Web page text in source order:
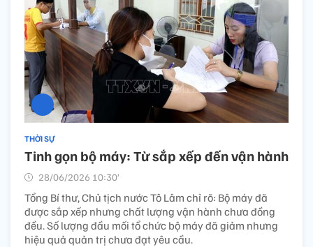
THỜI SỰ
Tinh gọn bộ máy: Từ sắp xếp đến vận hành
28/06/2026 10:30’
Tổng Bí thư, Chủ tịch nước Tô Lâm chỉ rõ: Bộ máy đã
được sắp xếp nhưng chất lượng vận hành chưa đồng
đều. Số lượng đầu mối tổ chức bộ máy đã giảm nhưng
hiệu quả quản trị chưa đạt yêu cầu.